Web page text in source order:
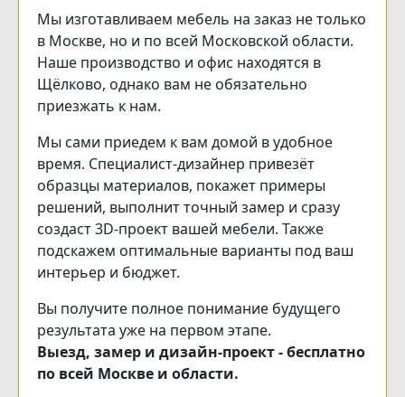
Мы изготавливаем мебель на заказ не только
в Москве, но и по всей Московской области.
Наше производство и офис находятся в
Щёлково, однако вам не обязательно
приезжать к нам.
Мы сами приедем к вам домой в удобное
время. Специалист-дизайнер привезёт
образцы материалов, покажет примеры
решений, выполнит точный замер и сразу
создаст 3D-проект вашей мебели. Также
подскажем оптимальные варианты под ваш
интерьер и бюджет.
Вы получите полное понимание будущего
результата уже на первом этапе.
Выезд, замер и дизайн-проект - бесплатно
по всей Москве и области.